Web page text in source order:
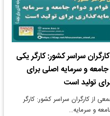
سراسر کشور: کارگر یکی
و سرمایه اصلی برای
تولید است
از کارگران سراسر کشور: کارگر
و سرمایه…